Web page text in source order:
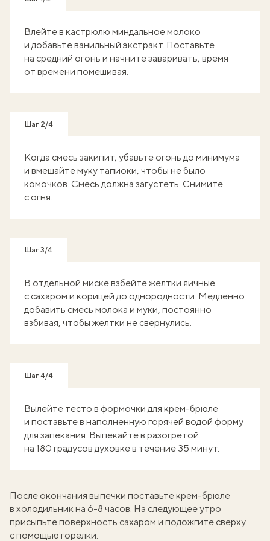
Влейте в кастрюлю миндальное молоко
и добавьте ванильный экстракт. Поставьте
на средний огонь и начните заваривать, время
от времени помешивая.
Шаг 2/4
Когда смесь закипит, убавьте огонь до минимума
и вмешайте муку тапиоки, чтобы не было
комочков. Смесь должна загустеть. Снимите
с огня.
Шаг 3/4
В отдельной миске взбейте желтки яичные
с сахаром и корицей до однородности. Медленно
добавить смесь молока и муки, постоянно
взбивая, чтобы желтки не свернулись.
Шаг 4/4
Вылейте тесто в формочки для крем-брюле
и поставьте в наполненную горячей водой форму
для запекания. Выпекайте в разогретой
на 180 градусов духовке в течение 35 минут.
После окончания выпечки поставьте крем-брюле
в холодильник на 6-8 часов. На следующее утро
присыпьте поверхность сахаром и подожгите сверху
с помощью горелки.